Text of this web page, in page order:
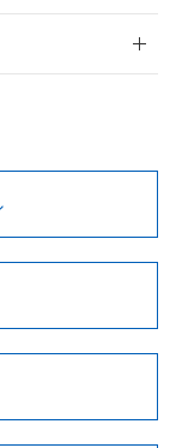
Cr(VI)
式承認
ンス
KR型式
（韓国
No
合状況ページへ
ご検索ください